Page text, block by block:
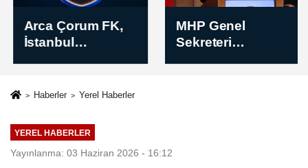
Arca Çorum FK,
İstanbul
Ayberk Özdemir'i
MHP Genel
Sekreteri
Haberler Yerel Haberler
YEREL HABERLER
Yayınlanma: 03 Haziran 2026 - 16:12